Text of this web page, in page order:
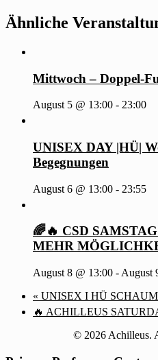
Ähnliche
Mittwoch – Doppel-
August 5 @ 13:00 - 23:00
UNISEX DAY |HÜ|
Begegnungen
August 6 @ 13:00 - 23:55
🌈🔥 CSD
MEHR
August 8 @ 13:00 - August
« UNISEX I HÜ
🔥 ACHILLEUS
© 2026 Achilleus.